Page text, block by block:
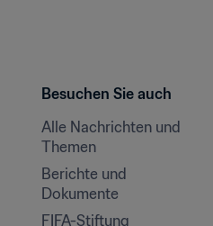
Besuchen Sie auch
Alle Nachrichten und
Themen
Berichte und
Dokumente
FIFA-Stiftung